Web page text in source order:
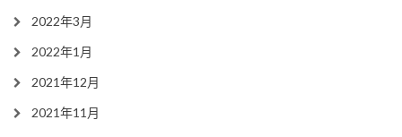
2022年3月
2022年1月
2021年12月
2021年11月